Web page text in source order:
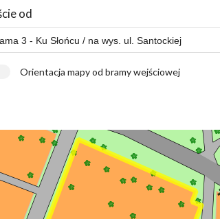
od
Orientacja mapy od bramy wejściowej